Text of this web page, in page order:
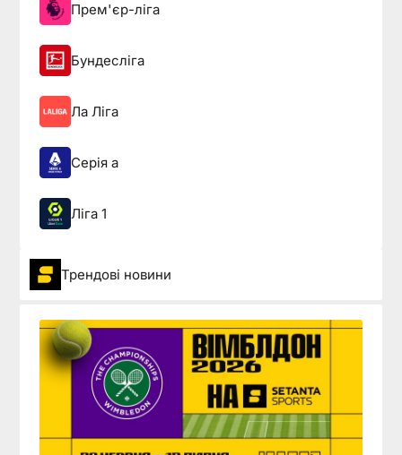
Прем'єр-ліга
Бундесліга
Ла Ліга
Серія а
Ліга 1
Трендові новини